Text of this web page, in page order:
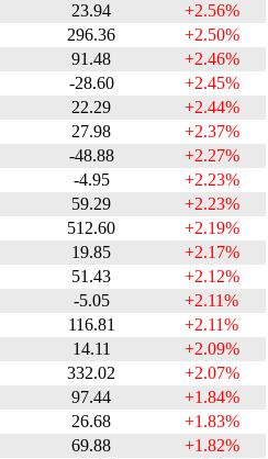
23.94
+2.56%
296.36
+2.50%
91.48
+2.46%
-28.60
+2.45%
22.29
+2.44%
27.98
+2.37%
-48.88
+2.27%
-4.95
+2.23%
59.29
+2.23%
512.60
+2.19%
19.85
+2.17%
51.43
+2.12%
-5.05
+2.11%
116.81
+2.11%
14.11
+2.09%
332.02
+2.07%
97.44
+1.84%
26.68
+1.83%
69.88
+1.82%